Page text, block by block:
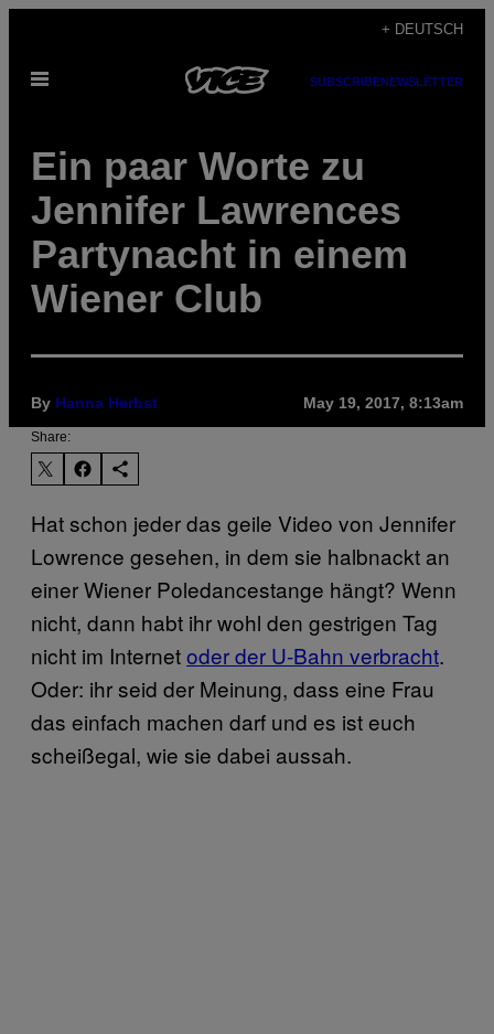
content
+ DEUTSCH
Open
SUBSCRIBENEWSLETTER
Ein paar Worte zu
Jennifer Lawrences
Partynacht in einem
Wiener Club
By Hanna Herbst May 19, 2017, 8:13am
Share:
Hat schon jeder das geile Video von Jennifer
Lowrence gesehen, in dem sie halbnackt an
einer Wiener Poledancestange hängt? Wenn
nicht, dann habt ihr wohl den gestrigen Tag
nicht im Internetoder der U-Bahn verbracht.
Oder: ihr seid der Meinung, dass eine Frau
das einfach machen darf und es ist euch
scheißegal, wie sie dabei aussah.